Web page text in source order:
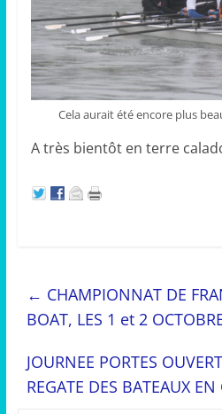
Cela aurait été encore plus
A très bientôt en terre
← CHAMPIONNAT DE
BOAT, LES 1 et 2
JOURNEE PORTES
REGATE DES BATEAUX EN